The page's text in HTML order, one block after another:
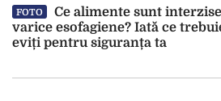
FOTO
Ce alimente sunt
varice esofagiene? Iată ce
eviți pentru siguranța ta